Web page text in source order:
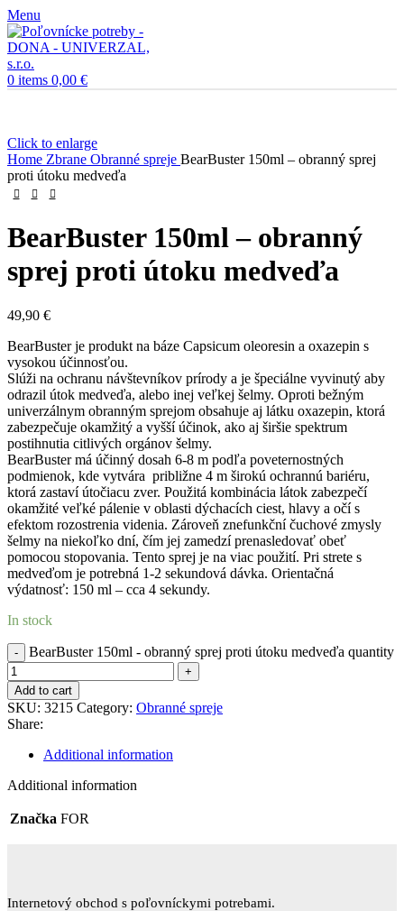
Menu
0 items 0,00 €
Click to enlarge
Home Zbrane Obranné spreje BearBuster 150ml – obranný sprej
proti útoku medveďa
BearBuster 150ml – obranný
sprej proti útoku medveďa
49,90 €
BearBuster je produkt na báze Capsicum oleoresin a oxazepin s
vysokou účinnosťou.
Slúži na ochranu návštevníkov prírody a je špeciálne vyvinutý aby
odrazil útok medveďa, alebo inej veľkej šelmy. Oproti bežným
univerzálnym obranným sprejom obsahuje aj látku oxazepin, ktorá
zabezpečuje okamžitý a vyšší účinok, ako aj širšie spektrum
postihnutia citlivých orgánov šelmy.
BearBuster má účinný dosah 6-8 m podľa poveternostných
podmienok, kde vytvára približne 4 m širokú ochrannú bariéru,
ktorá zastaví útočiacu zver. Použitá kombinácia látok zabezpečí
okamžité veľké pálenie v oblasti dýchacích ciest, hlavy a očí s
efektom rozostrenia videnia. Zároveň znefunkční čuchové zmysly
šelmy na niekoľko dní, čím jej zamedzí prenasledovať obeť
pomocou stopovania. Tento sprej je na viac použití. Pri strete s
medveďom je potrebná 1-2 sekundová dávka. Orientačná
výdatnosť: 150 ml – cca 4 sekundy.
In stock
BearBuster 150ml - obranný sprej proti útoku medveďa quantity
Add to cart
SKU: 3215 Category: Obranné spreje
Share:
Additional information
Additional information
Značka FOR
Internetový obchod s poľovníckymi potrebami.